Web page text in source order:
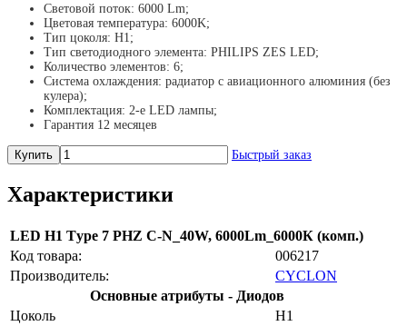
Световой поток: 6000 Lm;
Цветовая температура: 6000K;
Тип цоколя: H1;
Тип светодиодного элемента: PHILIPS ZES LED;
Количество элементов: 6;
Система охлаждения: радиатор с авиационного алюминия (без
кулера);
Комплектация: 2-е LED лампы;
Гарантия 12 месяцев
Купить Быстрый заказ
Характеристики
LED H1 Tуpe 7 PHZ C-N_40W, 6000Lm_6000К (комп.)
Код товара:
006217
Производитель:
CYCLON
Основные атрибуты - Диодов
Цоколь
H1